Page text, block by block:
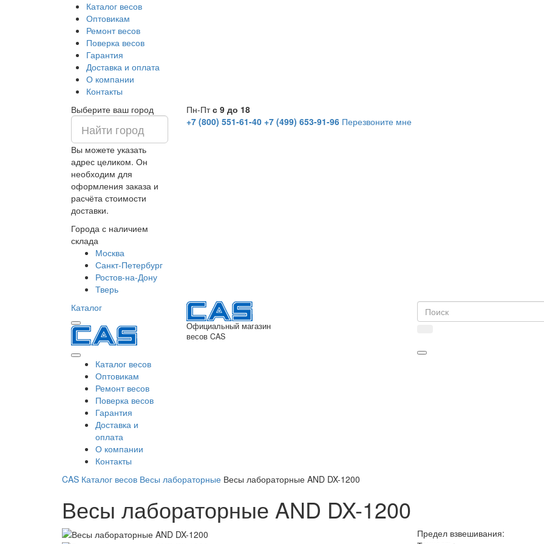
Каталог весов
Оптовикам
Ремонт весов
Поверка весов
Гарантия
Доставка и оплата
О компании
Контакты
Выберите ваш город
Вы можете указать
адрес целиком. Он
необходим для
оформления заказа и
расчёта стоимости
доставки.
Города с наличием
склада
Москва
Санкт-Петербург
Ростов-на-Дону
Тверь
Пн-Птс 9 до 18
+7 (800) 551-61-40 +7 (499) 653-91-96 Перезвоните мне
Каталог
Каталог весов
Оптовикам
Ремонт весов
Поверка весов
Гарантия
Доставка и
оплата
О компании
Контакты
Официальный магазин
весов CAS
CAS Каталог весов Весы лабораторные Весы лабораторные AND DX-1200
Весы лабораторные AND DX-1200
Предел взвешивания: